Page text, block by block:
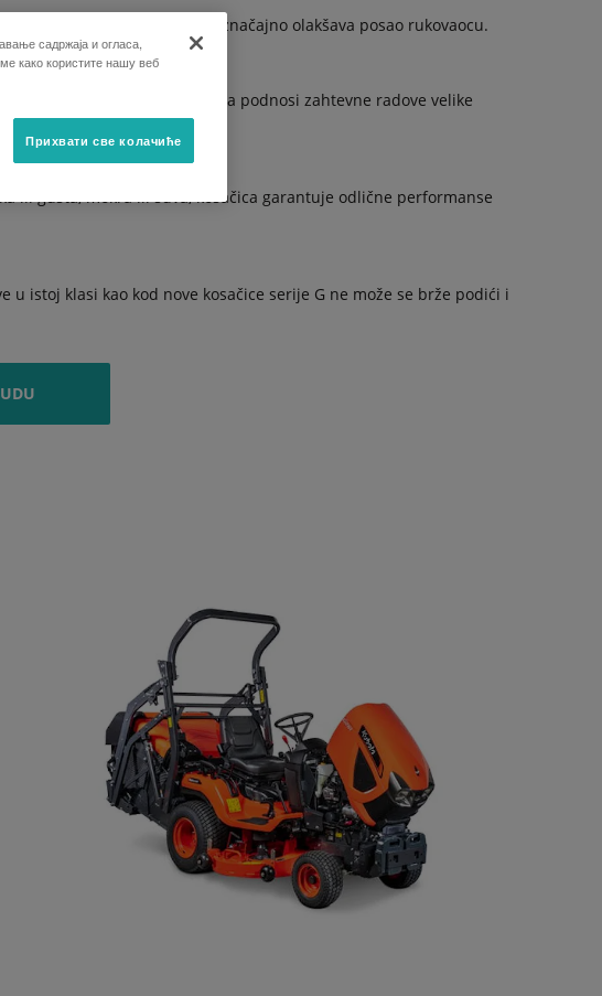
izvrsnu udobnost u radu, što značajno olakšava posao rukovaocu.
poboljšanom hidraulikom koja podnosi zahtevne radove velike
ili gusta, mokra ili suva, kosačica garantuje odlične performanse
u istoj klasi kao kod nove kosačice serije G ne može se brže podići i
садржаја и огласа,
како користите нашу веб
Прихвати све колачиће